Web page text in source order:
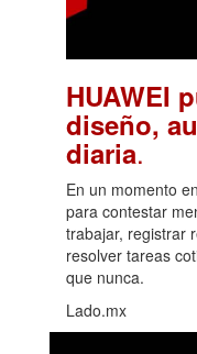
HUAWEI
diseño,
diaria.
En un momento
para contestar
trabajar, registrar
resolver tareas
que nunca.
Lado.mx